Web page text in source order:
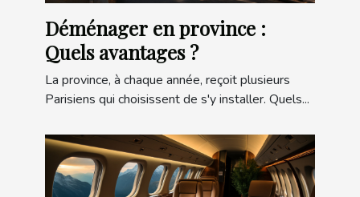
Déménager en province :
Quels avantages ?
La province, à chaque année, reçoit plusieurs
Parisiens qui choisissent de s'y installer. Quels...